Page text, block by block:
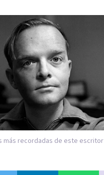
más recordadas de este escritor